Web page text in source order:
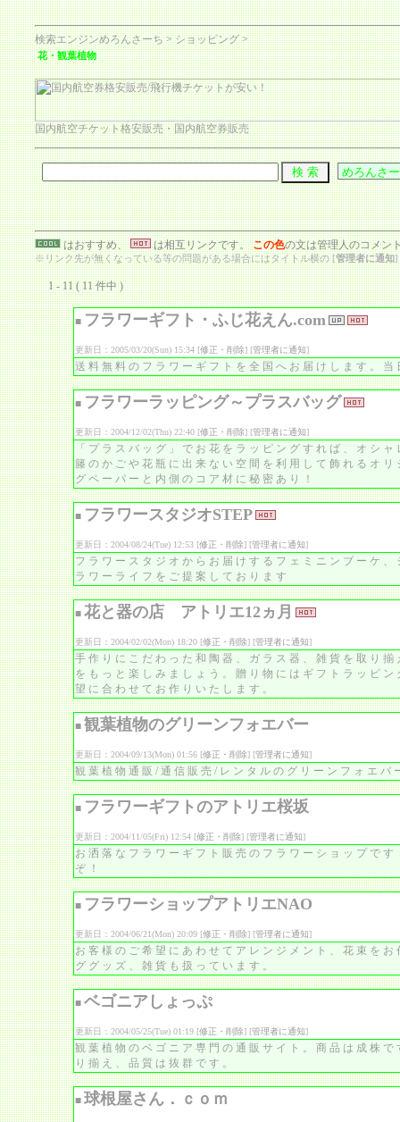
検索エンジンめろんさーち>ショッピング>
花・観葉植物
国内航空チケット格安販売・国内航空券販売
はおすすめ、 は相互リンクです。この色の文は管理人のコメン
※リンク先が無くなっている等の問題がある場合にはタイトル横の [管理者に通知]
1 - 11 ( 11 件中 )
■ フラワーギフト・ふじ花えん.com
更新日：2005/03/20(Sun) 15:34 [修正・削除] [管理者に通知]
送料無料のフラワーギフトを全国へお届けします。
■ フラワーラッピング～プラスバッグ
更新日：2004/12/02(Thu) 22:40 [修正・削除] [管理者に通知]
「プラスバッグ」でお花をラッピングすれば、オシ
籐のかごや花瓶に出来ない空間を利用して飾れるオ
グペーパーと内側のコア材に秘密あり！
■ フラワースタジオSTEP
更新日：2004/08/24(Tue) 12:53 [修正・削除] [管理者に通知]
フラワースタジオからお届けするフェミニンブーケ
ラワーライフをご提案しております
■ 花と器の店 アトリエ12ヵ月
更新日：2004/02/02(Mon) 18:20 [修正・削除] [管理者に通知]
手作りにこだわった和陶器、ガラス器、雑貨を取り
をもっと楽しみましょう。贈り物にはギフトラッピ
望に合わせてお作りいたします。
■ 観葉植物のグリーンフォエバー
更新日：2004/09/13(Mon) 01:56 [修正・削除] [管理者に通知]
観葉植物通販/通信販売/レンタルのグリーンフォエバ
■ フラワーギフトのアトリエ桜坂
更新日：2004/11/05(Fri) 12:54 [修正・削除] [管理者に通知]
お洒落なフラワーギフト販売のフラワーショップで
ぞ！
■ フラワーショップアトリエNAO
更新日：2004/06/21(Mon) 20:09 [修正・削除] [管理者に通知]
お客様のご希望にあわせてアレンジメント、花束を
ググッズ、雑貨も扱っています。
■ ベゴニアしょっぷ
更新日：2004/05/25(Tue) 01:19 [修正・削除] [管理者に通知]
観葉植物のベゴニア専門の通販サイト。商品は成株
り揃え、品質は抜群です。
■ 球根屋さん．ｃｏｍ